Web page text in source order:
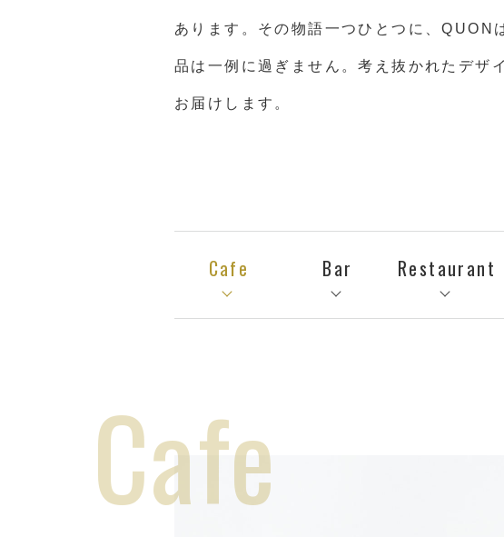
あります。その物語一つひとつに、QUON
品は一例に過ぎません。考え抜かれたデザ
お届けします。
Cafe Bar Restaurant
Cafe